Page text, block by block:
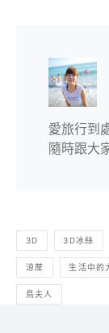
愛旅行到
隨時跟大
3D 3D冰絲
涼蓆 生活中的
鳥夫人